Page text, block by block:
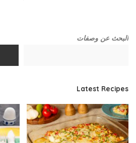
البحث عن وصفات
Latest Recipes